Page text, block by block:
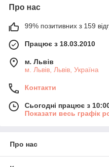
Про нас
99% позитивних з 159
Працює з 18.03.2010
м. Львів
м. Львів, Львів, Україна
Контакти
Сьогодні працює з
Показати весь графік
Про нас